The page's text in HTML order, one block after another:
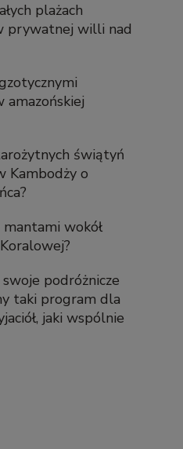
plażach
prywatnej willi nad
amazońskiej
świątyń
Kambodży o
wokół
swoje podróżnicze
taki program dla
jaki wspólnie